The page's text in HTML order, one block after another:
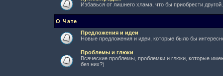
Избавься от лишнего хлама, что бы приобрести другой.
О Чате
Предложения и идеи
Новые предложения и идеи, которые было бы
Проблемы и глюки
Всяческие проблемы, проблемки и глюки, которые
без них?)